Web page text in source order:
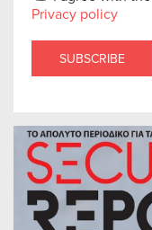
Privacy policy
SUBSCRIBE